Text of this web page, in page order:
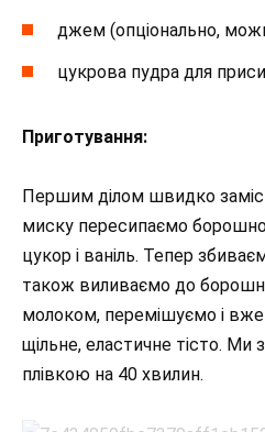
джем (опціонально,
цукрова пудра для
Приготування:
Першим ділом швидко
миску пересипаємо
цукор і ваніль. Тепер
також виливаємо до
молоком, перемішуємо і
щільне, еластичне тісто. Ми
плівкою на 40 хвилин.